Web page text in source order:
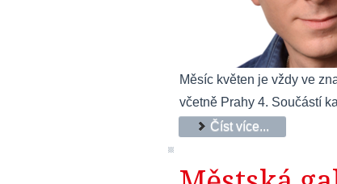
Měsíc květen je vždy ve
včetně Prahy 4. Součástí
Číst více...